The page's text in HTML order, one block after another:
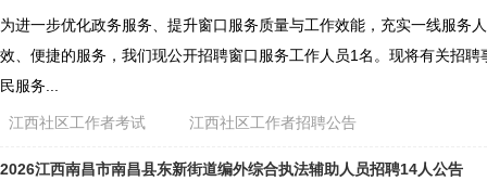
为进一步优化政务服务、提升窗口服务质量与工作效能，充实一线服务
效、便捷的服务，我们现公开招聘窗口服务工作人员1名。现将有关招
民服务...
江西社区工作者考试 江西社区工作者招聘公告
2026江西南昌市南昌县东新街道编外综合执法辅助人员招聘14人公告